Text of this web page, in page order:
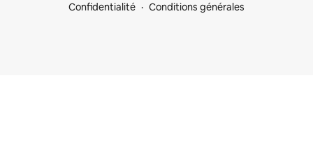
Confidentialité
Conditions générales